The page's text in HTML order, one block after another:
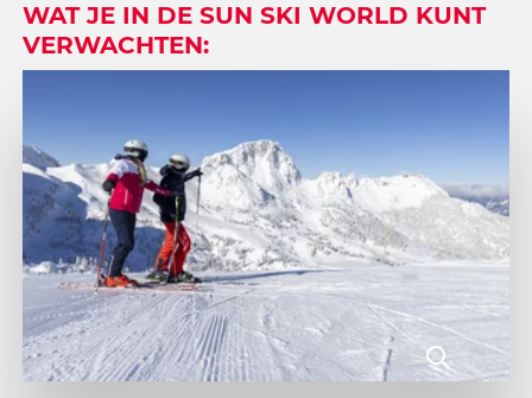
WAT JE IN DE SUN SKI WORLD KUNT
VERWACHTEN: